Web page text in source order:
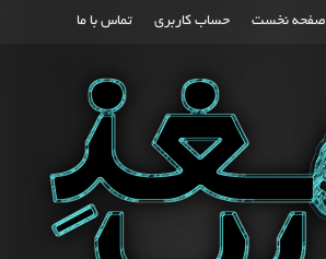
صفحه نخست حساب کاربری تماس با ما